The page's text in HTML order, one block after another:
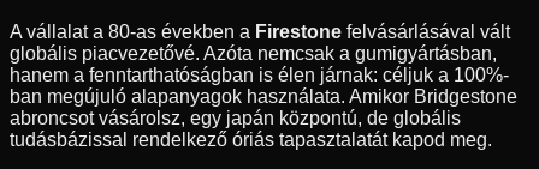
A vállalat a 80-as években a Firestone felvásárlásával vált
globális piacvezetővé. Azóta nemcsak a gumigyártásban,
hanem a fenntarthatóságban is élen járnak: céljuk a 100%-
ban megújuló alapanyagok használata. Amikor Bridgestone
abroncsot vásárolsz, egy japán központú, de globális
tudásbázissal rendelkező óriás tapasztalatát kapod meg.